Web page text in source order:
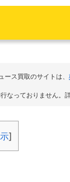
ース買取のサイトは、
なっておりません。詳
]